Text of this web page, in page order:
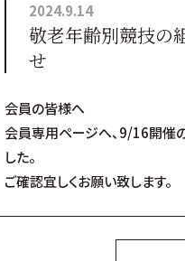
2024.9.14
敬老年齢別競技
せ
会員の皆様へ
会員専用ページへ、9/16開催
した。
ご確認宜しくお願い致します。